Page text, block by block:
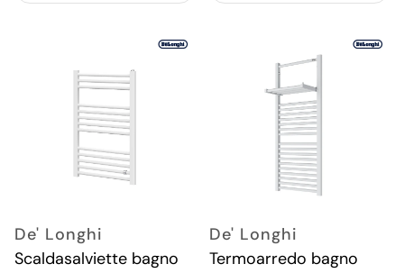
De' Longhi
Scaldasalviette bagno
De' Longhi
Termoarredo bagno